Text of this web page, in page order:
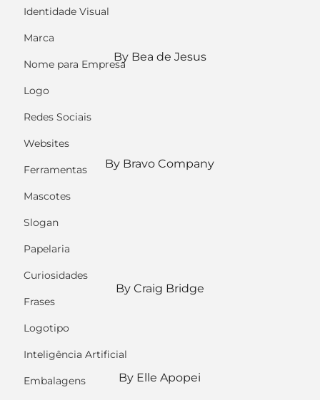
Identidade Visual
Marca
Nome para Empresa
Logo
Redes Sociais
Websites
Ferramentas
Mascotes
Slogan
Papelaria
Curiosidades
Frases
Logotipo
Inteligência Artificial
Embalagens
By Bea de Jesus
By Bravo Company
By Craig Bridge
By Elle Apopei